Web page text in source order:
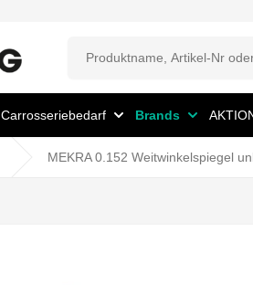
Carrosseriebedarf Brands
MEKRA 0.152 Weitwinkelspiegel